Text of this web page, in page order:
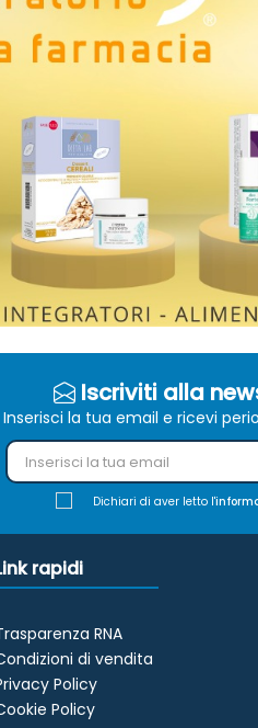
Iscriviti alla
Inserisci la tua email e ricevi
Dichiari di aver letto l'
rapidi
RNA
di vendita
Policy
Policy